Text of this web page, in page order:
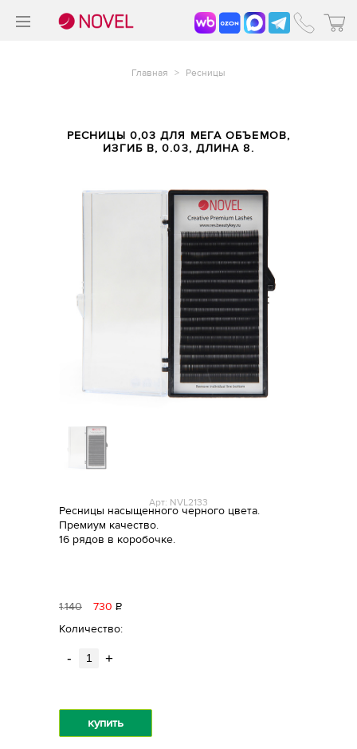
Главная > Ресницы
РЕСНИЦЫ 0,03 ДЛЯ МЕГА ОБЪЕМОВ,
ИЗГИБ B, 0.03, ДЛИНА 8.
Арт: NVL2133
Ресницы насыщенного черного цвета.
Премиум качество.
16 рядов в коробочке.
1140 730 Р
Количество:
- +
купить